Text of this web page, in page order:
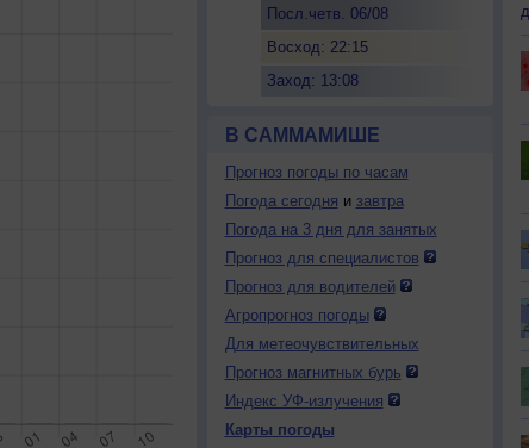
Посл.четв. 06/08
Восход: 22:15
Заход: 13:08
В САММАМИШЕ
Прогноз погоды по часам
Погода сегодня и завтра
Погода на 3 дня для занятых
Прогноз для специалистов
Прогноз для водителей
Агропрогноз погоды
Для метеочувствительных
Прогноз магнитных бурь
Индекс УФ-излучения
Карты погоды